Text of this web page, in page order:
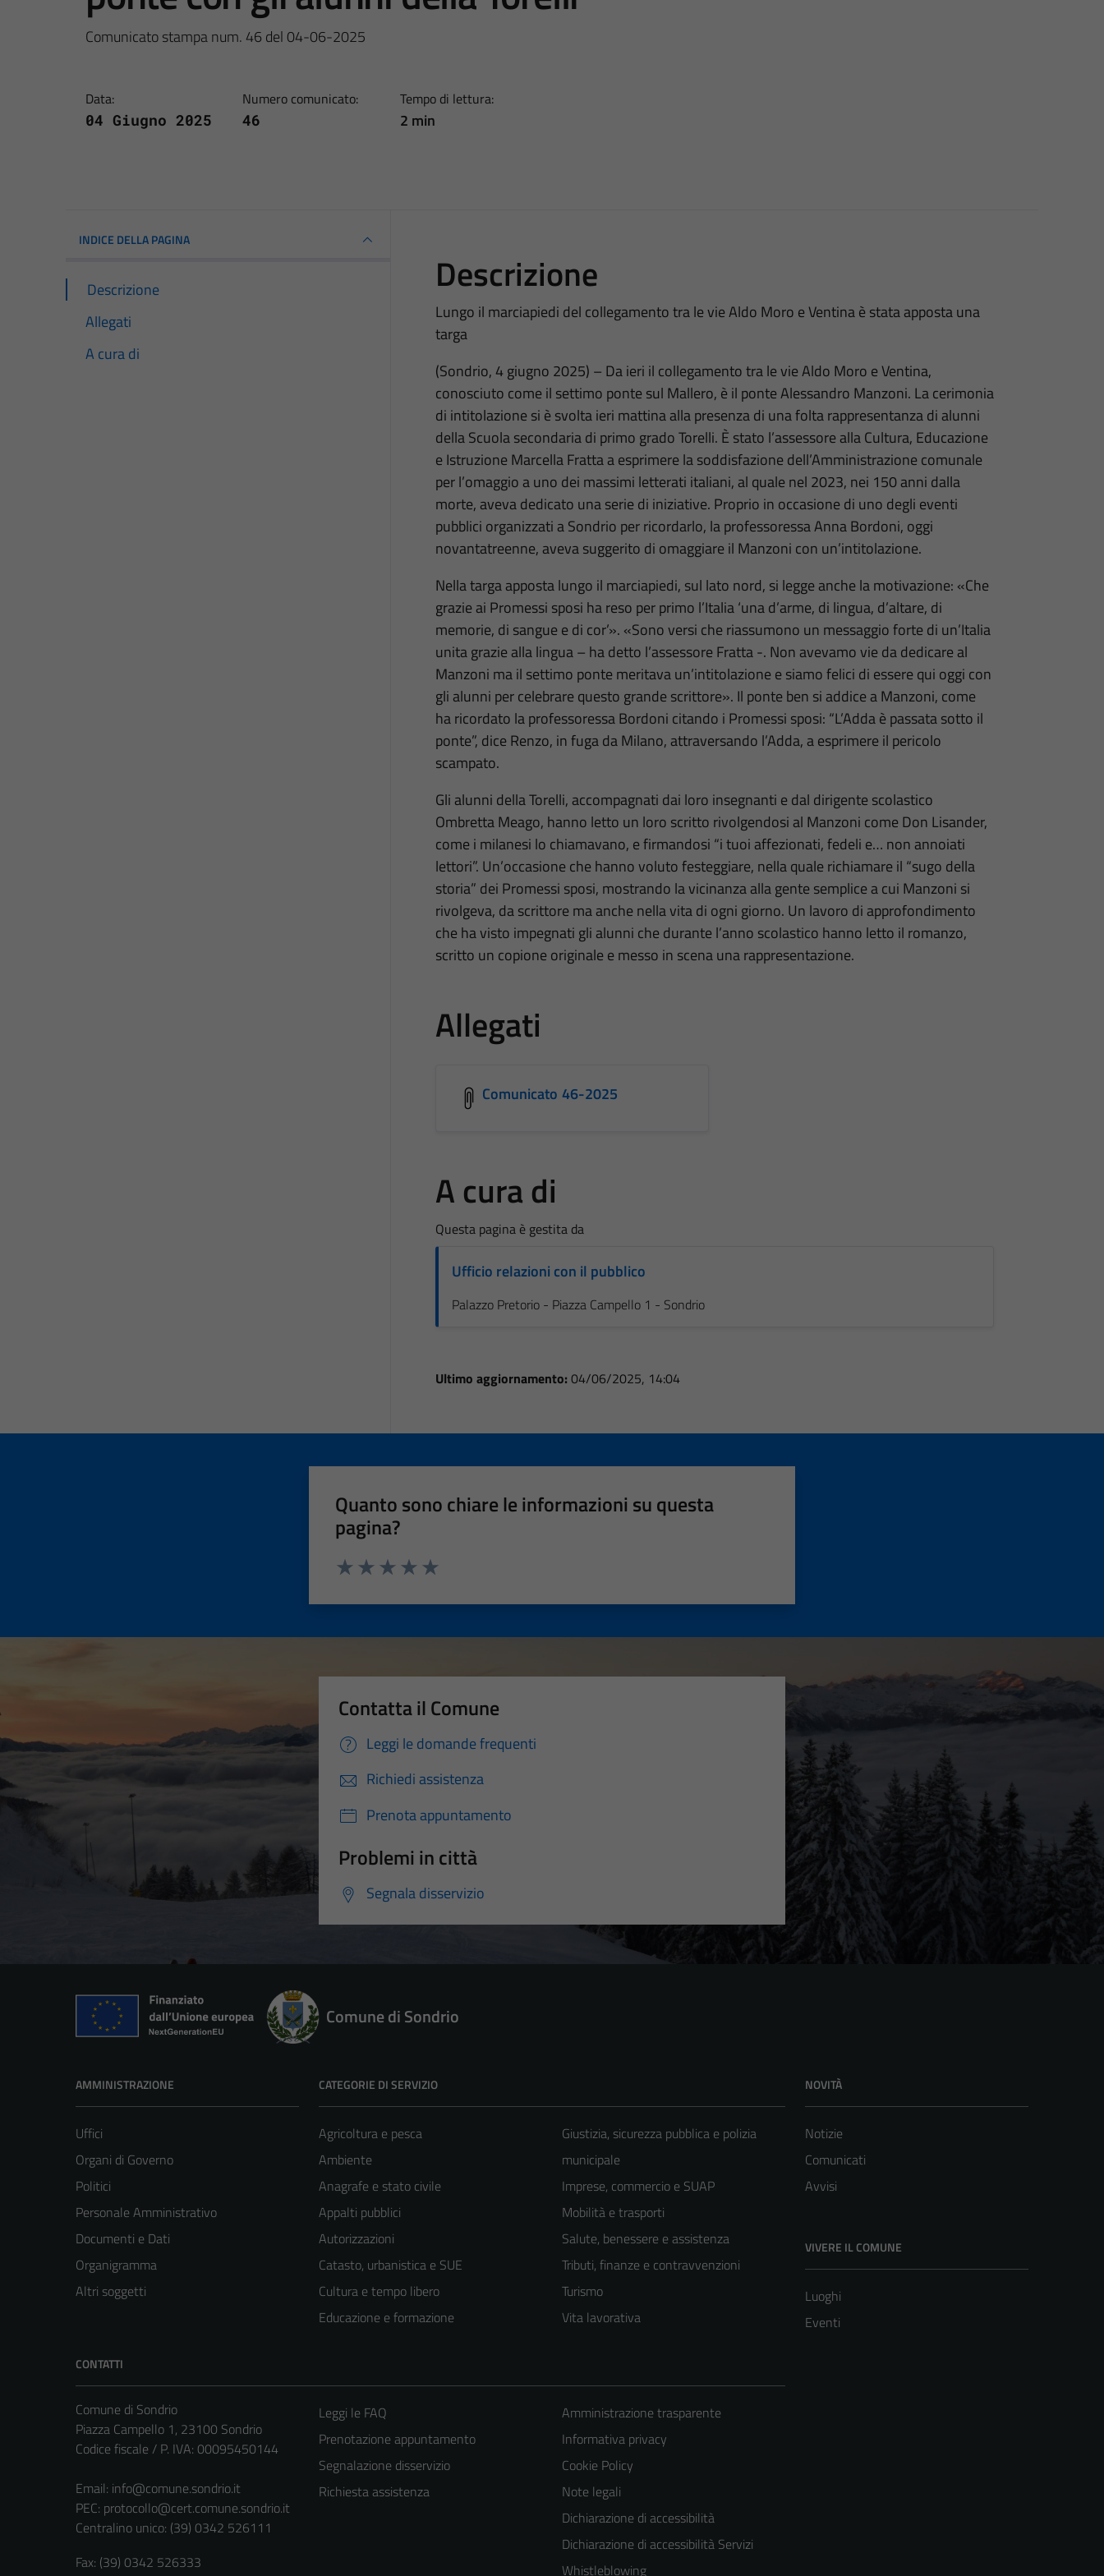
Comunicato stampa num. 46 del 04-06-2025
Data:
04 Giugno 2025
Numero comunicato:
46
Tempo di lettura:
2 min
INDICE DELLA PAGINA
Descrizione
Allegati
A cura di
Descrizione
Lungo il marciapiedi del collegamento tra le vie Aldo Moro e Ventina è stata apposta una
targa
(Sondrio, 4 giugno 2025) – Da ieri il collegamento tra le vie Aldo Moro e Ventina,
conosciuto come il settimo ponte sul Mallero, è il ponte Alessandro Manzoni. La cerimonia
di intitolazione si è svolta ieri mattina alla presenza di una folta rappresentanza di alunni
della Scuola secondaria di primo grado Torelli. È stato l’assessore alla Cultura, Educazione
e Istruzione Marcella Fratta a esprimere la soddisfazione dell’Amministrazione comunale
per l’omaggio a uno dei massimi letterati italiani, al quale nel 2023, nei 150 anni dalla
morte, aveva dedicato una serie di iniziative. Proprio in occasione di uno degli eventi
pubblici organizzati a Sondrio per ricordarlo, la professoressa Anna Bordoni, oggi
novantatreenne, aveva suggerito di omaggiare il Manzoni con un’intitolazione.
Nella targa apposta lungo il marciapiedi, sul lato nord, si legge anche la motivazione: «Che
grazie ai Promessi sposi ha reso per primo l’Italia ‘una d’arme, di lingua, d’altare, di
memorie, di sangue e di cor’». «Sono versi che riassumono un messaggio forte di un’Italia
unita grazie alla lingua – ha detto l’assessore Fratta -. Non avevamo vie da dedicare al
Manzoni ma il settimo ponte meritava un’intitolazione e siamo felici di essere qui oggi con
gli alunni per celebrare questo grande scrittore». Il ponte ben si addice a Manzoni, come
ha ricordato la professoressa Bordoni citando i Promessi sposi: “L’Adda è passata sotto il
ponte”, dice Renzo, in fuga da Milano, attraversando l’Adda, a esprimere il pericolo
scampato.
Gli alunni della Torelli, accompagnati dai loro insegnanti e dal dirigente scolastico
Ombretta Meago, hanno letto un loro scritto rivolgendosi al Manzoni come Don Lisander,
come i milanesi lo chiamavano, e firmandosi “i tuoi affezionati, fedeli e… non annoiati
lettori”. Un’occasione che hanno voluto festeggiare, nella quale richiamare il “sugo della
storia” dei Promessi sposi, mostrando la vicinanza alla gente semplice a cui Manzoni si
rivolgeva, da scrittore ma anche nella vita di ogni giorno. Un lavoro di approfondimento
che ha visto impegnati gli alunni che durante l’anno scolastico hanno letto il romanzo,
scritto un copione originale e messo in scena una rappresentazione.
Allegati
Comunicato 46-2025
A cura di
Questa pagina è gestita da
Ufficio relazioni con il pubblico
Palazzo Pretorio - Piazza Campello 1 - Sondrio
Ultimo aggiornamento: 04/06/2025, 14:04
Quanto sono chiare le informazioni su questa
pagina?
Contatta il Comune
Leggi le domande frequenti
Richiedi assistenza
Prenota appuntamento
Problemi in città
Segnala disservizio
Comune di Sondrio
AMMINISTRAZIONE
Uffici
Organi di Governo
Politici
Personale Amministrativo
Documenti e Dati
Organigramma
Altri soggetti
CATEGORIE DI SERVIZIO
Agricoltura e pesca
Ambiente
Anagrafe e stato civile
Appalti pubblici
Autorizzazioni
Catasto, urbanistica e SUE
Cultura e tempo libero
Educazione e formazione
Giustizia, sicurezza pubblica e polizia
municipale
Imprese, commercio e SUAP
Mobilità e trasporti
Salute, benessere e assistenza
Tributi, finanze e contravvenzioni
Turismo
Vita lavorativa
NOVITÀ
Notizie
Comunicati
Avvisi
VIVERE IL COMUNE
Luoghi
Eventi
CONTATTI
Comune di Sondrio
Piazza Campello 1, 23100 Sondrio
Codice fiscale / P. IVA: 00095450144
Email: info@comune.sondrio.it
PEC: protocollo@cert.comune.sondrio.it
Centralino unico: (39) 0342 526111
Fax: (39) 0342 526333
Leggi le FAQ
Prenotazione appuntamento
Segnalazione disservizio
Richiesta assistenza
Amministrazione trasparente
Informativa privacy
Cookie Policy
Note legali
Dichiarazione di accessibilità
Dichiarazione di accessibilità Servizi
Whistleblowing
Questi cookie
sono necessari
per il
funzionamento